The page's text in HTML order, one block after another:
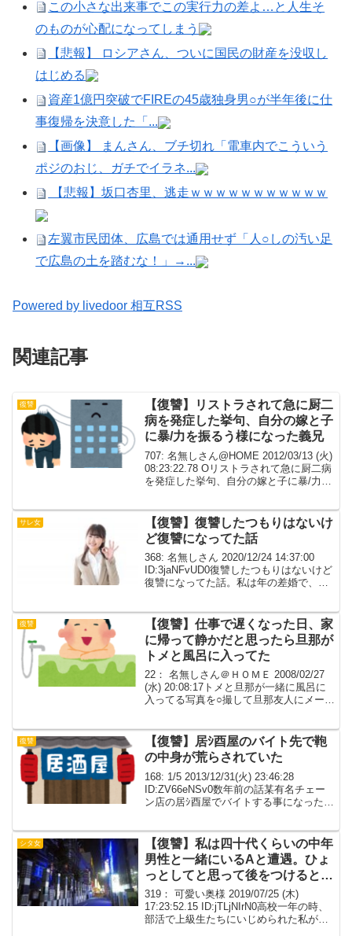
この小さな出来事でこの実行力の差よ…と人生そ
のものが心配になってしまう
【悲報】 ロシアさん、ついに国民の財産を没収し
はじめる
資産1億円突破でFIREの45歳独身男○が半年後に仕
事復帰を決意した「...
【画像】 まんさん、ブチ切れ「電車内でこういう
ポジのおじ、ガチでイラネ...
【悲報】坂口杏里、逃走ｗｗｗｗｗｗｗｗｗｗｗ
左翼市民団体、広島では通用せず「人○しの汚い足
で広島の土を踏むな！」→...
Powered by livedoor 相互RSS
関連記事
復讐
【復讐】リストラされて急に厨二
病を発症した挙句、自分の嫁と子
に暴/力を振るう様になった義兄
707: 名無しさん@HOME 2012/03/13 (火)
08:23:22.78 Oリストラされて急に厨二病
を発症した挙句、自分の嫁と子に暴/力を
し断ったらナグら...
サレ女
【復讐】復讐したつもりはないけ
ど復讐になってた話
368: 名無しさん 2020/12/24 14:37:00
ID:3jaNFvUD0復讐したつもりはないけど
復讐になってた話。私は年の差婚で、結
しては、・夫はﾀ.ﾊﾞ...
復讐
【復讐】仕事で遅くなった日、家
に帰って静かだと思ったら旦那が
トメと風呂に入ってた
22： 名無しさん＠ＨＯＭＥ 2008/02/27
(水) 20:08:17トメと旦那が一緒に風呂に
入ってる写真を○撮して旦那友人にメール
し。現在、荷物持って実家へ避難中...
復讐
【復讐】居ｼ酉屋のバイト先で鞄
の中身が荒らされていた
168: 1/5 2013/12/31(火) 23:46:28
ID:ZV66eNSv0数年前の話某有名チェー
ン店の居ｼ酉屋でバイトする事になった店
が多くてバイト入った...
シタ女
【復讐】私は四十代くらいの中年
男性と一緒にいるAと遭遇。ひょ
っとしてと思って後をつけると、
案の定二人はホテル街へ
319： 可愛い奥様 2019/07/25 (木)
17:23:52.15 ID:jTLjNIrN0高校一年の時、
部活で上級生たちにいじめられた私が中